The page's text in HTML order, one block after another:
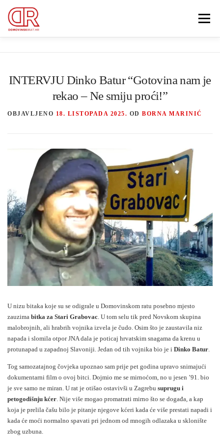
sadržaj
Izbornik
IZDVOJENE KATEGORIJE O MENI
INTERVJU Dinko Batur “Gotovina nam je
rekao – Ne smiju proći!”
OBJAVLJENO 18. LISTOPADA 2025. OD BORNA MARINIĆ
U nizu bitaka koje su se odigrale u Domovinskom ratu posebno mjesto
zauzima bitka za Stari Grabovac . U tom selu tik pred Novskom skupina
malobrojnih, ali hrabrih vojnika izvela je čudo. Osim što je zaustavila niz
napada i slomila otpor JNA dala je poticaj hrvatskim snagama da krenu u
protunapad u zapadnoj Slavoniji. Jedan od tih vojnika bio je i Dinko Batur
Tog samozatajnog čovjeka upoznao sam prije pet godina upravo snimajući
dokumentarni film o ovoj bitci. Dojmio me se mirnoćom, no u jesen ’91. bio
je sve samo ne miran. U rat je otišao ostavivši u Zagrebu suprugu i
petogodišnju kćer . Nije više mogao promatrati mirno što se događa, a kap
koja je prelila čašu bilo je pitanje njegove kćeri kada će više prestati napadi i
kada će moći normalno spavati pri jednom od mnogih odlazaka u sklonište
zbog uzbuna.